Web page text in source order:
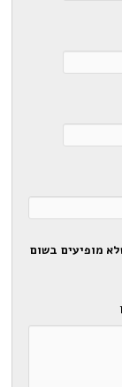
בפרסום - כ-50 מילים שלא מופיעים בשום